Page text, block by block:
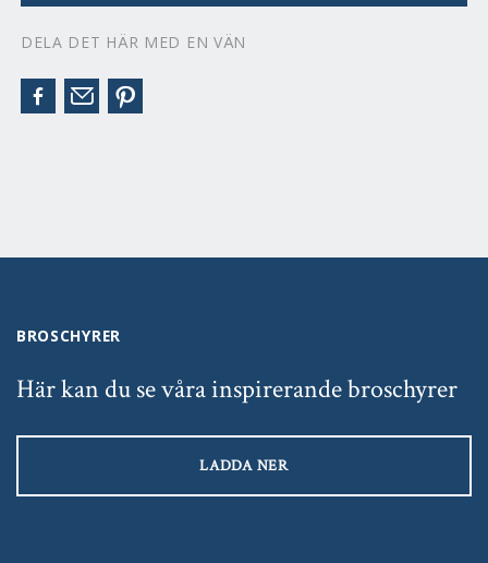
DELA DET HÄR MED EN VÄN
BROSCHYRER
Här kan du se våra inspirerande broschyrer
LADDA NER